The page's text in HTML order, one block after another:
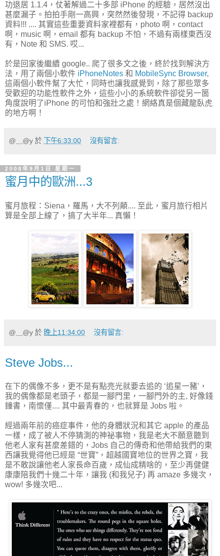
功退居 1.1.4，仗著解過二十多部 iPhone 的經驗，居然沒出
甚麼漏子。拍拍手剛一高興，突然然後發現，不記得 backup
資料!!! .... 其實這些重要資料家裡都有，photo 啊，contact
啊，music 啊，email 都有 backup 不怕，不過有兩樣東西沒
有，Note 和 SMS. 哎...
於是回家後繼續 google.. 爬了很多文之後，終於找到解決方
法，用了兩個小軟件 iPhoneNotes 和 MobileSync Browser,
這兩個小軟件幫了大忙，同時也讓我感覺到，除了那些眾多
受歡迎的功能性軟件之外，這些小小的系統軟件卻從另一箇
角度說明了iPhone 的可怕和強壯之處！網絡真是個藏龍臥虎
的地方啊！
@＿@y 於 下午6:33:00 沒有留言:
2008年9月1日 星期一
蜜月中的歐洲...3
蜜月旅程：Siena，羅馬，大不列顛.... 至此，蜜月旅行相片
算是全部上線了，搞了大半年... 真懶！
@＿@y 於 晚上11:34:00 沒有留言:
Steve Jobs...
在下的偶像不多，更不是有點亮光就要去追的 ‘追星一豬’，
我的偶像都是老頭子，都是一腳門里，一腳門外的主, 好像錢
鐘書，南懷僅.... 其中最青春的，也就算是 Jobs 啦。
經過兩年前的癌症事件，他的身體狀況和其它 apple 的產品
一樣，成了被人不停猜測的神祕事物，我是老大不願意聽到
他老人家有甚麼差錯的，Jobs 自己的傳奇和他帶給我們的東
西讓我覺得他已經是 “世寶”，超越國寶地位的世界之寶，我
是不敢說讓他老人家長命百歲，成仙成精啥的，至少再健健
康康陪我們十幾二十年，讓我 (和我兒子) 再 amaze 多幾次，
wow! 多幾次吧...